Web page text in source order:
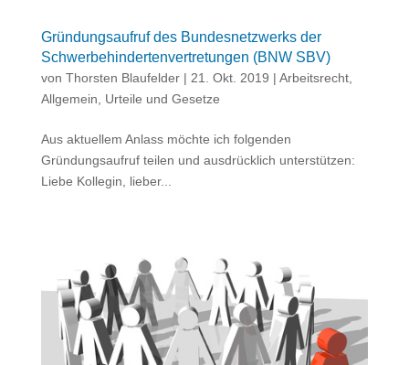
Gründungsaufruf des Bundesnetzwerks der
Schwerbehindertenvertretungen (BNW SBV)
von Thorsten Blaufelder| 21. Okt. 2019 | Arbeitsrecht,
Allgemein
Urteile und Gesetze
Aus aktuellem Anlass möchte ich folgenden
Gründungsaufruf teilen und ausdrücklich unterstützen:
Liebe Kollegin, lieber...